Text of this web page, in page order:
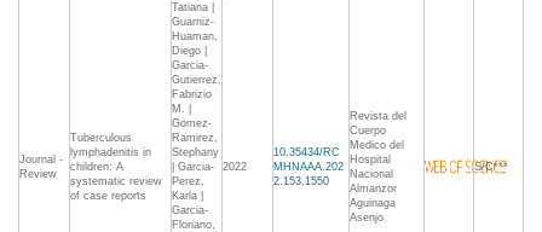
Journal -
Review
Tuberculous
lymphadenitis in
children: A
systematic review
of case reports
Tatiana |
Guarniz-
Huaman,
Diego |
Garcia-
Gutierrez,
Fabrizio
M. |
Gomez-
Ramirez,
Stephany
| Garcia-
Perez,
Karla |
Garcia-
Floriano,
2022
10.35434/RC
MHNAAA.202
2.153.1550
Revista del
Cuerpo
Medico del
Hospital
Nacional
Almanzor
Aguinaga
Asenjo
S/C***